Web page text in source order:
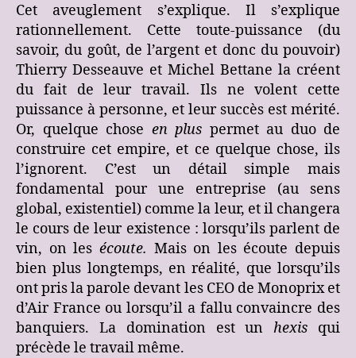
Cet aveuglement s’explique. Il s’explique
rationnellement. Cette toute-puissance (du
savoir, du goût, de l’argent et donc du pouvoir)
Thierry Desseauve et Michel Bettane la créent
du fait de leur travail. Ils ne volent cette
puissance à personne, et leur succès est mérité.
Or, quelque chose en plus permet au duo de
construire cet empire, et ce quelque chose, ils
l’ignorent. C’est un détail simple mais
fondamental pour une entreprise (au sens
global, existentiel) comme la leur, et il changera
le cours de leur existence : lorsqu’ils parlent de
vin, on les écoute. Mais on les écoute depuis
bien plus longtemps, en réalité, que lorsqu’ils
ont pris la parole devant les CEO de Monoprix et
d’Air France ou lorsqu’il a fallu convaincre des
banquiers. La domination est un hexis qui
précède le travail même.